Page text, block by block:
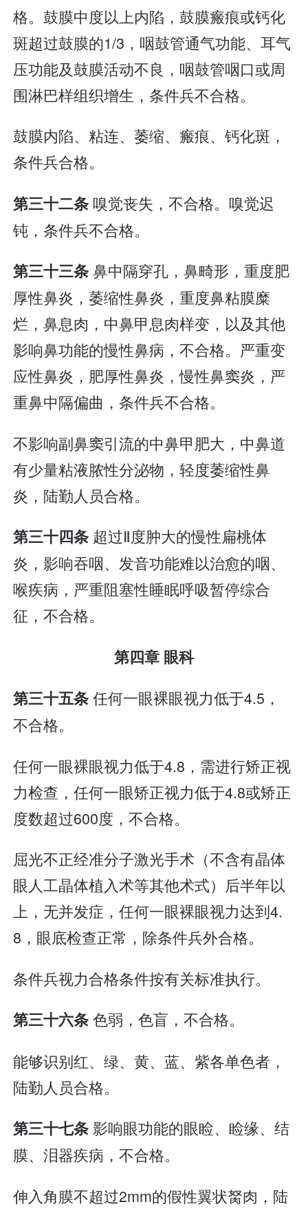
格。鼓膜中度以上内陷，鼓膜瘢痕或钙化
斑超过鼓膜的1/3，咽鼓管通气功能、耳气
压功能及鼓膜活动不良，咽鼓管咽口或周
围淋巴样组织增生，条件兵不合格。
鼓膜内陷、粘连、萎缩、瘢痕、钙化斑，
条件兵合格。
第三十二条 嗅觉丧失，不合格。嗅觉迟
钝，条件兵不合格。
第三十三条鼻中隔穿孔，鼻畸形，重度肥
厚性鼻炎，萎缩性鼻炎，重度鼻粘膜糜
烂，鼻息肉，中鼻甲息肉样变，以及其他
影响鼻功能的慢性鼻病，不合格。严重变
应性鼻炎，肥厚性鼻炎，慢性鼻窦炎，严
重鼻中隔偏曲，条件兵不合格。
不影响副鼻窦引流的中鼻甲肥大，中鼻道
有少量粘液脓性分泌物，轻度萎缩性鼻
炎，陆勤人员合格。
第三十四条 超过Ⅱ度肿大的慢性扁桃体
炎，影响吞咽、发音功能难以治愈的咽、
喉疾病，严重阻塞性睡眠呼吸暂停综合
征，不合格。
第四章 眼科
第三十五条任何一眼裸眼视力低于4.5，
不合格。
任何一眼裸眼视力低于4.8，需进行矫正视
力检查，任何一眼矫正视力低于4.8或矫正
度数超过600度，不合格。
屈光不正经准分子激光手术（不含有晶体
眼人工晶体植入术等其他术式）后半年以
上，无并发症，任何一眼裸眼视力达到4.
8，眼底检查正常，除条件兵外合格。
条件兵视力合格条件按有关标准执行。
第三十六条色弱，色盲，不合格。
能够识别红、绿、黄、蓝、紫各单色者，
陆勤人员合格。
第三十七条影响眼功能的眼睑、睑缘、结
膜、泪器疾病，不合格。
伸入角膜不超过2mm的假性翼状胬肉，陆